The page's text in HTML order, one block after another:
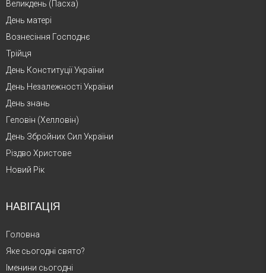
Великдень (Пасха)
День матері
Вознесіння Господнє
Трійця
День Конституції України
День Незалежності України
День знань
Геловін (Хелловін)
День Збройних Сил України
Різдво Христове
Новий Рік
НАВІГАЦІЯ
Головна
Яке сьогодні свято?
Іменини сьогодні